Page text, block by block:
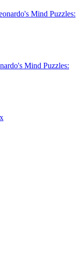
Mind Puzzles:
Mind Puzzles: